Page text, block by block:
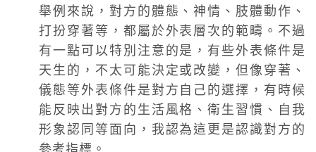
舉例來說，對方的體態、神情、肢體動作、
打扮穿著等，都屬於外表層次的範疇。不過
有一點可以特別注意的是，有些外表條件是
天生的，不太可能決定或改變，但像穿著、
儀態等外表條件是對方自己的選擇，有時候
能反映出對方的生活風格、衛生習慣、自我
形象認同等面向，我認為這更是認識對方的
參考指標。